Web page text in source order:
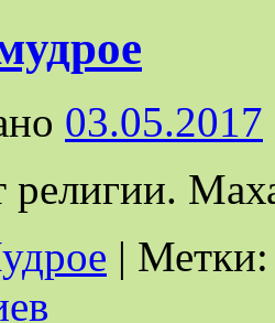
03.05.2017
религии.
| Метки: